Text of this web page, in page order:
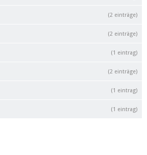
(2 einträge)
(2 einträge)
(1 eintrag)
(2 einträge)
(1 eintrag)
(1 eintrag)